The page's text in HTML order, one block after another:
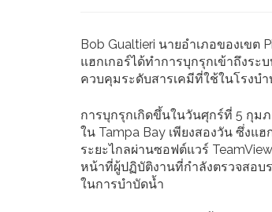
Bob Gualtieri นายอำเภอของเขต
แฮกเกอร์ได้ทำการบุกรุกเข้าถึงระ
ควบคุมระดับสารเคมีที่ใช้ในโรงบ
การบุกรุกเกิดขึ้นในวันศุกร์ที่ 5 กุม
ใน Tampa Bay เพียงสองวัน ซึ่งแ
ระยะไกลผ่านซอฟต์แวร์
หน้าที่ผู้ปฏิบัติงานที่กำลังตรวจสอบ
ในการบำบัดน้ำ